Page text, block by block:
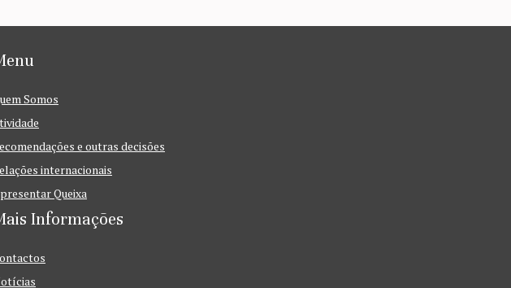
Somos
e outras decisões
internacionais
Queixa
Informações